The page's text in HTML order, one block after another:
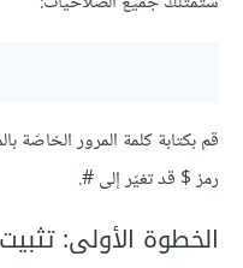
قم بكتابة كلمة المرور الخاصّة
رمز $ قد تغيّر إلى #.
الخطوة الأولى: